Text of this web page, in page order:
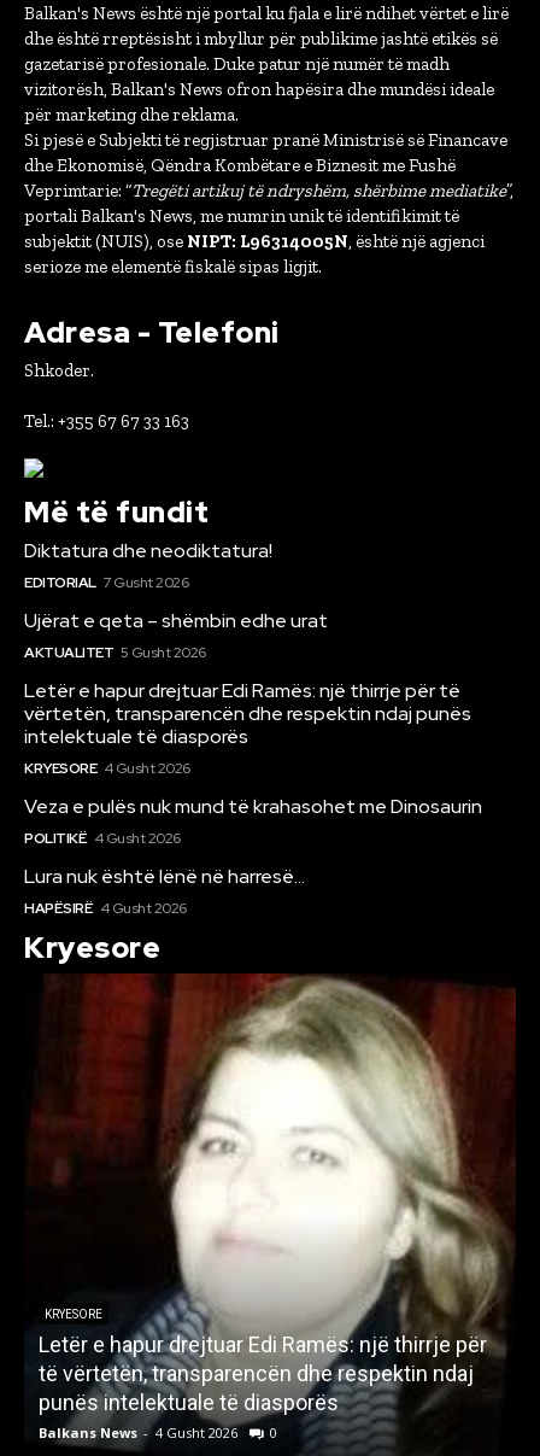
Balkan's News është një portal ku fjala e lirë ndihet vërtet e lirë
dhe është rreptësisht i mbyllur për publikime jashtë etikës së
gazetarisë profesionale. Duke patur një numër të madh
vizitorësh, Balkan's News ofron hapësira dhe mundësi ideale
për marketing dhe reklama.
Si pjesë e Subjekti të regjistruar pranë Ministrisë së Financave
dhe Ekonomisë, Qëndra Kombëtare e Biznesit me Fushë
Veprimtarie: “Tregëti artikuj të ndryshëm, shërbime mediatike”,
portali Balkan's News, me numrin unik të identifikimit të
subjektit (NUIS), ose NIPT: L96314005N, është një agjenci
serioze me elementë fiskalë sipas ligjit.
Adresa - Telefoni
Shkoder.
Tel.: +355 67 67 33 163
Më të fundit
Diktatura dhe neodiktatura!
EDITORIAL 7 Gusht 2026
Ujërat e qeta – shëmbin edhe urat
AKTUALITET 5 Gusht 2026
Letër e hapur drejtuar Edi Ramës: një thirrje për të
vërtetën, transparencën dhe respektin ndaj punës
intelektuale të diasporës
KRYESORE 4 Gusht 2026
Veza e pulës nuk mund të krahasohet me Dinosaurin
POLITIKË 4 Gusht 2026
Lura nuk është lënë në harresë…
HAPËSIRË 4 Gusht 2026
Kryesore
KRYESORE
Letër e hapur drejtuar Edi Ramës: një thirrje për
të vërtetën, transparencën dhe respektin ndaj
punës intelektuale të diasporës
Balkans News - 4 Gusht 2026 0